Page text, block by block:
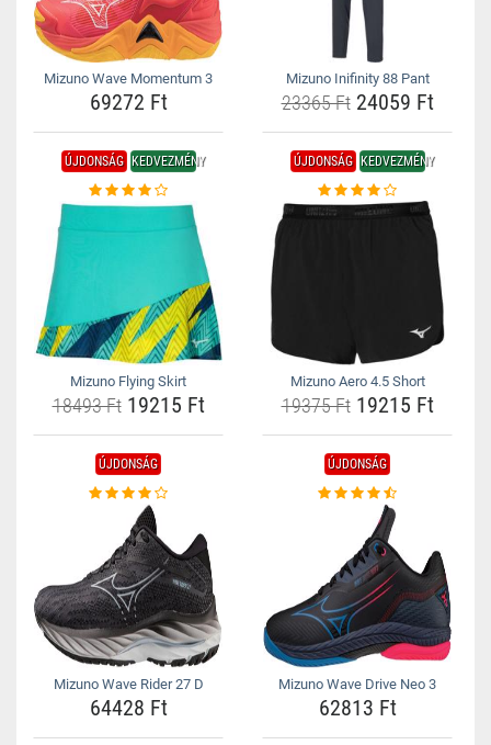
Mizuno Wave Momentum 3
69272 Ft
Mizuno Inifinity 88 Pant
23365 Ft24059 Ft
ÚJDONSÁG KEDVEZMÉNY
Mizuno Flying Skirt
18493 Ft19215 Ft
ÚJDONSÁG KEDVEZMÉNY
Mizuno Aero 4.5 Short
19375 Ft19215 Ft
ÚJDONSÁG
Mizuno Wave Rider 27 D
64428 Ft
ÚJDONSÁG
Mizuno Wave Drive Neo 3
62813 Ft